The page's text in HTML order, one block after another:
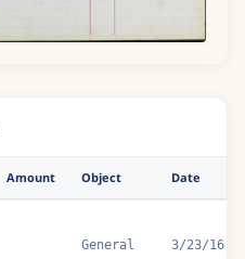
Amount Object Date
General 3/23/16